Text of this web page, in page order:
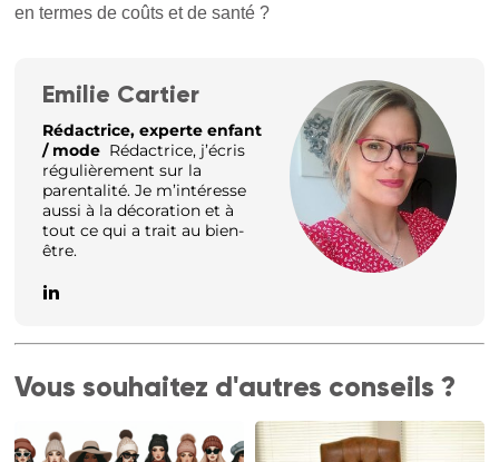
en termes de coûts et de santé ?
Emilie Cartier
Rédactrice, experte enfant
/ mode Rédactrice, j’écris
régulièrement sur la
parentalité. Je m’intéresse
aussi à la décoration et à
tout ce qui a trait au bien-
être.
Vous souhaitez d'autres conseils ?